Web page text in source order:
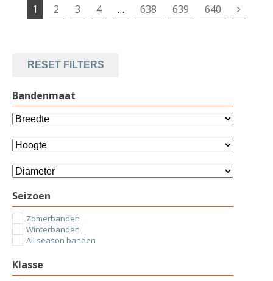
1 2 3 4 … 638 639 640
RESET FILTERS
Bandenmaat
Seizoen
Zomerbanden
Winterbanden
All season banden
Klasse